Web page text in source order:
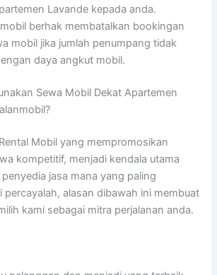
Lavande kepada anda.
berhak membatalkan bookingan
mobil jika jumlah penumpang tidak
daya angkut mobil.
Sewa Mobil Dekat Apartemen
Mobil yang mempromosikan
kompetitif, menjadi kendala utama
jasa mana yang paling
percayalah, alasan dibawah ini membuat
kami sebagai mitra perjalanan anda.